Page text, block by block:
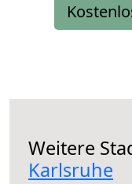
Weitere
Karlsruhe